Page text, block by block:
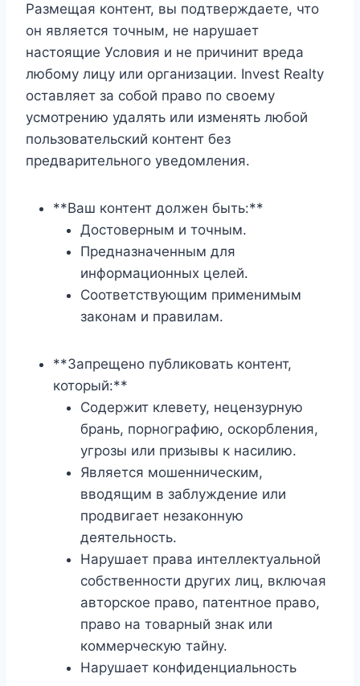
Размещая контент, вы подтверждаете, что
он является точным, не нарушает
настоящие Условия и не причинит вреда
любому лицу или организации. Invest Realty
оставляет за собой право по своему
усмотрению удалять или изменять любой
пользовательский контент без
предварительного уведомления.
**Ваш контент должен быть:**
Достоверным и точным.
Предназначенным для
информационных целей.
Соответствующим применимым
законам и правилам.
**Запрещено публиковать контент,
который:**
Содержит клевету, нецензурную
брань, порнографию, оскорбления,
угрозы или призывы к насилию.
Является мошенническим,
вводящим в заблуждение или
продвигает незаконную
деятельность.
Нарушает права интеллектуальной
собственности других лиц, включая
авторское право, патентное право,
право на товарный знак или
коммерческую тайну.
Нарушает конфиденциальность